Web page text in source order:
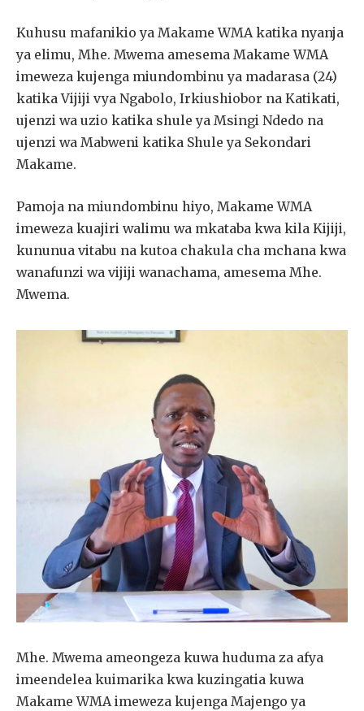
Kuhusu mafanikio ya Makame WMA katika nyanja
ya elimu, Mhe. Mwema amesema Makame WMA
imeweza kujenga miundombinu ya madarasa (24)
katika Vijiji vya Ngabolo, Irkiushiobor na Katikati,
ujenzi wa uzio katika shule ya Msingi Ndedo na
ujenzi wa Mabweni katika Shule ya Sekondari
Makame.
Pamoja na miundombinu hiyo, Makame WMA
imeweza kuajiri walimu wa mkataba kwa kila Kijiji,
kununua vitabu na kutoa chakula cha mchana kwa
wanafunzi wa vijiji wanachama, amesema Mhe.
Mwema.
Mhe. Mwema ameongeza kuwa huduma za afya
imeendelea kuimarika kwa kuzingatia kuwa
Makame WMA imeweza kujenga Majengo ya